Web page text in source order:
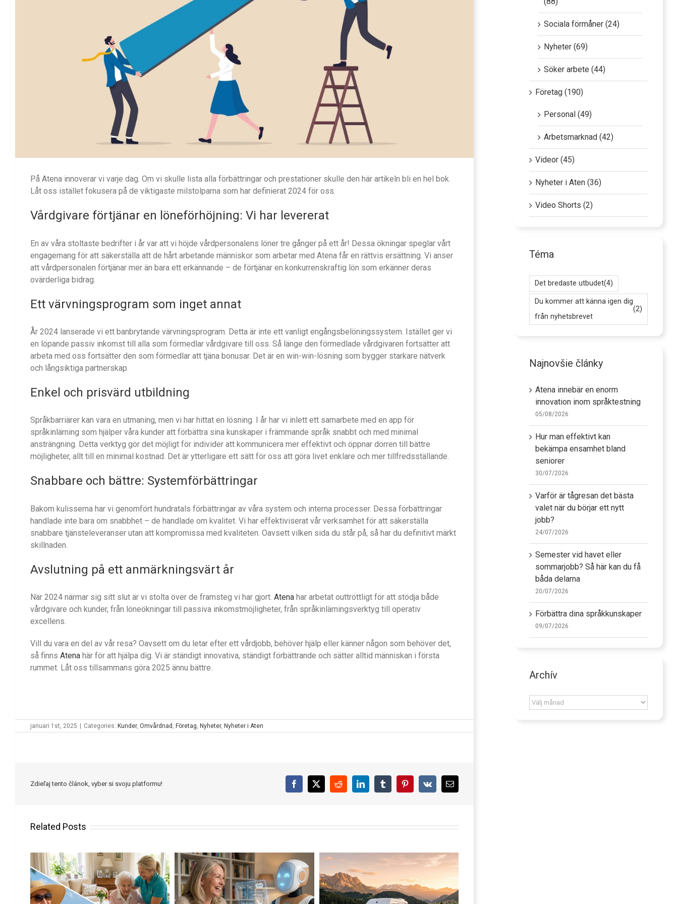
På Atena innoverar vi varje dag. Om vi skulle lista alla förbättringar och prestationer skulle den här artikeln bli en hel bok.
Låt oss istället fokusera på de viktigaste milstolparna som har definierat 2024 för oss.
Vårdgivare förtjänar en löneförhöjning: Vi har levererat
En av våra stoltaste bedrifter i år var att vi höjde vårdpersonalens löner tre gånger på ett år! Dessa ökningar speglar vårt
engagemang för att säkerställa att de hårt arbetande människor som arbetar med Atena får en rättvis ersättning. Vi anser
att vårdpersonalen förtjänar mer än bara ett erkännande – de förtjänar en konkurrenskraftig lön som erkänner deras
ovärderliga bidrag.
Ett värvningsprogram som inget annat
År 2024 lanserade vi ett banbrytande värvningsprogram. Detta är inte ett vanligt engångsbelöningssystem. Istället ger vi
en löpande passiv inkomst till alla som förmedlar vårdgivare till oss. Så länge den förmedlade vårdgivaren fortsätter att
arbeta med oss fortsätter den som förmedlar att tjäna bonusar. Det är en win-win-lösning som bygger starkare nätverk
och långsiktiga partnerskap.
Enkel och prisvärd utbildning
Språkbarriärer kan vara en utmaning, men vi har hittat en lösning. I år har vi inlett ett samarbete med en app för
språkinlärning som hjälper våra kunder att förbättra sina kunskaper i främmande språk snabbt och med minimal
ansträngning. Detta verktyg gör det möjligt för individer att kommunicera mer effektivt och öppnar dörren till bättre
möjligheter, allt till en minimal kostnad. Det är ytterligare ett sätt för oss att göra livet enklare och mer tillfredsställande.
Snabbare och bättre: Systemförbättringar
Bakom kulisserna har vi genomfört hundratals förbättringar av våra system och interna processer. Dessa förbättringar
handlade inte bara om snabbhet – de handlade om kvalitet. Vi har effektiviserat vår verksamhet för att säkerställa
snabbare tjänsteleveranser utan att kompromissa med kvaliteten. Oavsett vilken sida du står på, så har du definitivt märkt
skillnaden.
Avslutning på ett anmärkningsvärt år
När 2024 närmar sig sitt slut är vi stolta över de framsteg vi har gjort. Atena har arbetat outtröttligt för att stödja både
vårdgivare och kunder, från löneökningar till passiva inkomstmöjligheter, från språkinlärningsverktyg till operativ
excellens.
Vill du vara en del av vår resa? Oavsett om du letar efter ett vårdjobb, behöver hjälp eller känner någon som behöver det,
så finns Atena här för att hjälpa dig. Vi är ständigt innovativa, ständigt förbättrande och sätter alltid människan i första
rummet. Låt oss tillsammans göra 2025 ännu bättre.
januari 1st, 2025 Categories: Kunder, Omvårdnad , Företag, Nyheter, Nyheter i Aten
Zdieľaj tento článok, vyber si svoju platformu! Facebook
X RedditLinkedInTumblrPinterest
Vk Email
Related Posts
Sociala förmåner (24)
Nyheter (69)
Söker arbete (44)
Företag (190)
Personal (49)
Arbetsmarknad (42)
Videor (45)
Nyheter i Aten (36)
Video Shorts (2)
Téma
Det bredaste utbudet(4)
Du kommer att känna igen dig
från nyhetsbrevet
(2)
Najnovšie články
Atena innebär en enorm
innovation inom språktestning
05/08/2026
Hur man effektivt kan
bekämpa ensamhet bland
seniorer
30/07/2026
Varför är tågresan det bästa
valet när du börjar ett nytt
jobb?
24/07/2026
Semester vid havet eller
sommarjobb? Så här kan du få
båda delarna
20/07/2026
Förbättra dina språkkunskaper
09/07/2026
Archív
Archív